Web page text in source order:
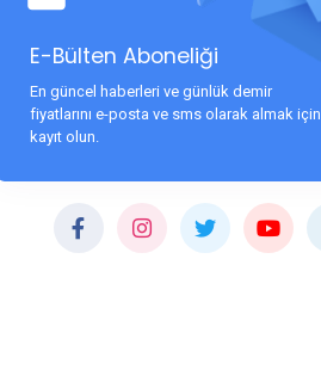
E-Bülten Aboneliği
En güncel haberleri ve günlük demir
fiyatlarını e-posta ve sms olarak almak için
kayıt olun.